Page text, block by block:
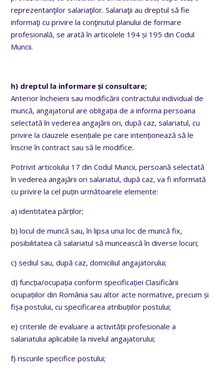
reprezentanţilor salariaţilor. Salariaţii au dreptul să fie
informaţi cu privire la conţinutul planului de formare
profesională, se arată în articolele 194 și 195 din Codul
Muncii.
h) dreptul la informare și consultare;
Anterior încheierii sau modificării contractului individual de
muncă, angajatorul are obligația de a informa persoana
selectată în vederea angajării ori, după caz, salariatul, cu
privire la clauzele esențiale pe care intenționează să le
înscrie în contract sau să le modifice.
Potrivit articolului 17 din Codul Muncii, persoană selectată
în vederea angajării ori salariatul, după caz, va fi informată
cu privire la cel puțin următoarele elemente:
a) identitatea părților;
b) locul de muncă sau, în lipsa unui loc de muncă fix,
posibilitatea că salariatul să muncească în diverse locuri;
c) sediul sau, după caz, domiciliul angajatorului;
d) funcția/ocupația conform specificației Clasificării
ocupațiilor din România sau altor acte normative, precum și
fișa postului, cu specificarea atribuțiilor postului;
e) criteriile de evaluare a activității profesionale a
salariatului aplicabile la nivelul angajatorului;
f) riscurile specifice postului;